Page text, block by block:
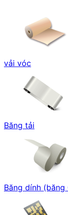
vải vóc
Băng tải
Băng dính (băng